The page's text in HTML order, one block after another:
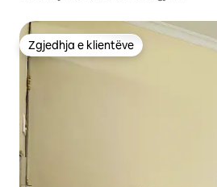
Zgjedhja e klientëve
Zgjedhja e klientëve